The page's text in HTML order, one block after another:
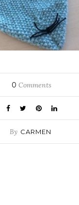
0 Comments
By CARMEN